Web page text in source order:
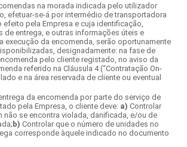
na morada indicada pelo utilizador
efetuar-se-á por intermédio de transportadora
efeito pela Empresa e cuja identificação,
de entrega, e outras informações úteis e
execução da encomenda, serão oportunamente
designadamente: na fase de
pelo cliente registado, no aviso da
referido na Cláusula 4 (“Contratação On-
e na área reservada de cliente ou eventual
da encomenda por parte do serviço de
pela Empresa, o cliente deve: a) Controlar
não se encontra violada, danificada, e/ou de
b) Controlar que o número de unidades no
corresponde àquele indicado no documento